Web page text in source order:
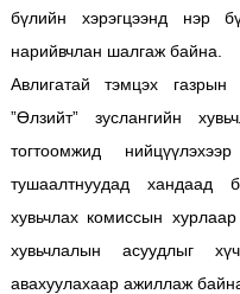
бүлийн хэрэгцээнд нэр
нарийвчлан шалгаж байна.
Авлигатай тэмцэх газрын
”Өлзийт” зуслангийн
тогтоомжид
тушаалтнуудад
хувьчлах комиссын
хувьчлалын асуудлыг
авахуулахаар ажиллаж